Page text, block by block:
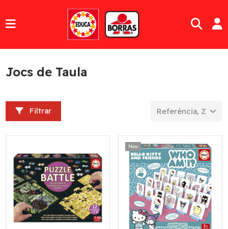
Jocs de Taula
Filtrar Referència, Z a A
Nou